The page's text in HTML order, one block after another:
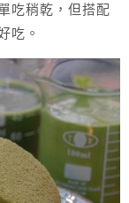
吃稍乾，但搭配
吃。